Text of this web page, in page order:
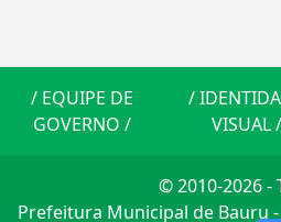
/ EQUIPE DE
GOVERNO /
/
VISUAL/
© 2010-2026 -
Prefeitura Municipal de Bauru